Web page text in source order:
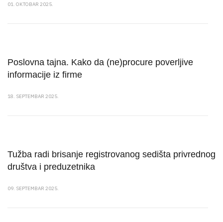
01. OKTOBAR 2025.
Poslovna tajna. Kako da (ne)procure poverljive
informacije iz firme
18. SEPTEMBAR 2025.
Tužba radi brisanje registrovanog sedišta privrednog
društva i preduzetnika
09. SEPTEMBAR 2025.